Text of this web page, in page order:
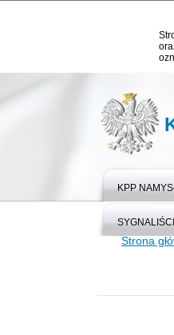
KPP
Strona